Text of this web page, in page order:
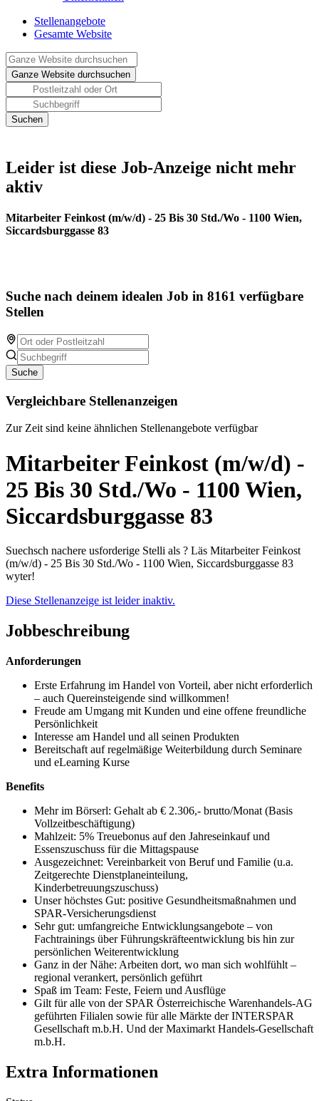
Stellenangebote
Gesamte Website
Leider ist diese Job-Anzeige nicht mehr
aktiv
Mitarbeiter Feinkost (m/w/d) - 25 Bis 30 Std./Wo - 1100 Wien,
Siccardsburggasse 83
Suche nach deinem idealen Job in 8161 verfügbare
Stellen
Suche
Vergleichbare Stellenanzeigen
Zur Zeit sind keine ähnlichen Stellenangebote verfügbar
Mitarbeiter Feinkost (m/w/d) -
25 Bis 30 Std./Wo - 1100 Wien,
Siccardsburggasse 83
Suechsch nachere usforderige Stelli als ? Läs Mitarbeiter Feinkost
(m/w/d) - 25 Bis 30 Std./Wo - 1100 Wien, Siccardsburggasse 83
wyter!
Diese Stellenanzeige ist leider inaktiv.
Jobbeschreibung
Anforderungen
Erste Erfahrung im Handel von Vorteil, aber nicht erforderlich
– auch Quereinsteigende sind willkommen!
Freude am Umgang mit Kunden und eine offene freundliche
Persönlichkeit
Interesse am Handel und all seinen Produkten
Bereitschaft auf regelmäßige Weiterbildung durch Seminare
und eLearning Kurse
Benefits
Mehr im Börserl: Gehalt ab € 2.306,- brutto/Monat (Basis
Vollzeitbeschäftigung)
Mahlzeit: 5% Treuebonus auf den Jahreseinkauf und
Essenszuschuss für die Mittagspause
Ausgezeichnet: Vereinbarkeit von Beruf und Familie (u.a.
Zeitgerechte Dienstplaneinteilung,
Kinderbetreuungszuschuss)
Unser höchstes Gut: positive Gesundheitsmaßnahmen und
SPAR-Versicherungsdienst
Sehr gut: umfangreiche Entwicklungsangebote – von
Fachtrainings über Führungskräfteentwicklung bis hin zur
persönlichen Weiterentwicklung
Ganz in der Nähe: Arbeiten dort, wo man sich wohlfühlt –
regional verankert, persönlich geführt
Spaß im Team: Feste, Feiern und Ausflüge
Gilt für alle von der SPAR Österreichische Warenhandels-AG
geführten Filialen sowie für alle Märkte der INTERSPAR
Gesellschaft m.b.H. Und der Maximarkt Handels-Gesellschaft
m.b.H.
Extra Informationen